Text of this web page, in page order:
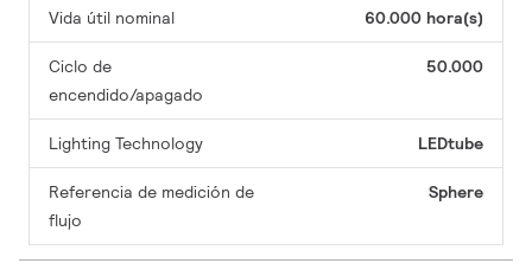
Vida útil nominal 60.000 hora(s)
Ciclo de
encendido/apagado
50.000
Lighting Technology LEDtube
Referencia de medición de
flujo
Sphere